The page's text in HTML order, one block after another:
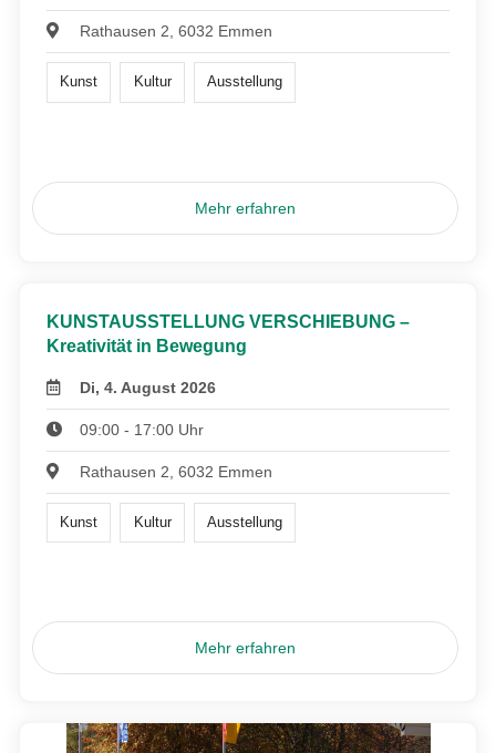
Rathausen 2, 6032 Emmen
Kunst Kultur Ausstellung
Mehr erfahren
KUNSTAUSSTELLUNG VERSCHIEBUNG –
Kreativität in Bewegung
Di, 4. August 2026
09:00 - 17:00 Uhr
Rathausen 2, 6032 Emmen
Kunst Kultur Ausstellung
Mehr erfahren